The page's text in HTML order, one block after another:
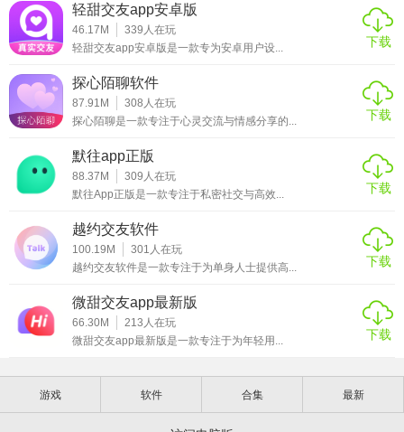
轻甜交友app安卓版
46.17M 339 人在玩
轻甜交友app安卓版是一款专为安卓用户设...
下载
探心陌聊软件
87.91M 308 人在玩
探心陌聊是一款专注于心灵交流与情感分享的...
下载
默往app正版
88.37M 309 人在玩
默往App正版是一款专注于私密社交与高效...
下载
越约交友软件
100.19M 301 人在玩
越约交友软件是一款专注于为单身人士提供高...
下载
微甜交友app最新版
66.30M 213 人在玩
微甜交友app最新版是一款专注于为年轻用...
下载
游戏 软件 合集 最新